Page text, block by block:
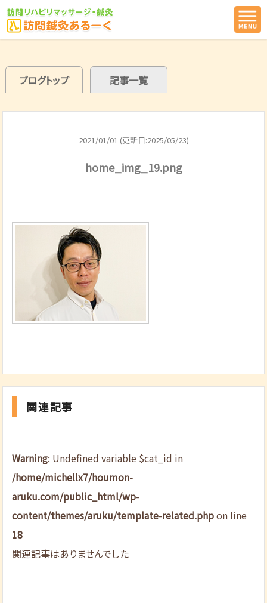
ブログトップ 記事一覧
2021/01/01 (更新日:2025/05/23)
home_img_19.png
関連記事
Warning: Undefined variable $cat_id in
/home/michellx7/houmon-
aruku.com/public_html/wp-
content/themes/aruku/template-related.phpon line
18
関連記事はありませんでした